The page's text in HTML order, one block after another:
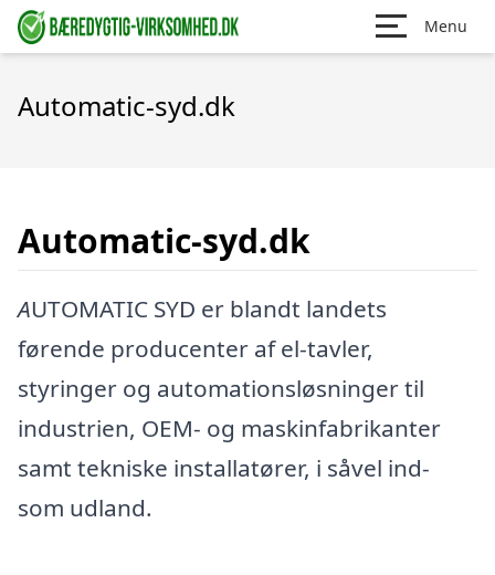
Menu
Automatic-syd.dk
Automatic-syd.dk
AUTOMATIC SYD er blandt landets
førende producenter af el-tavler,
styringer og automationsløsninger til
industrien, OEM- og maskinfabrikanter
samt tekniske installatører, i såvel ind-
som udland.